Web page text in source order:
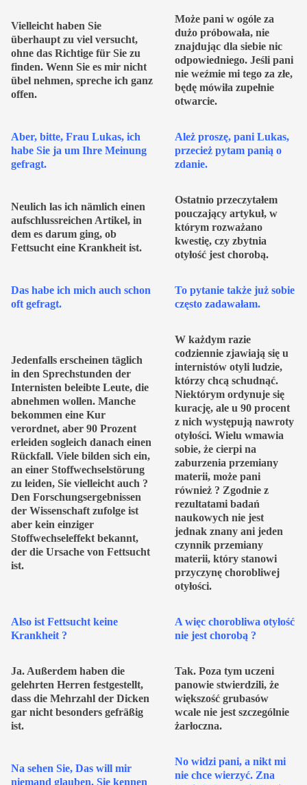
Vielleicht haben Sie
überhaupt zu viel versucht,
ohne das Richtige für Sie zu
finden. Wenn Sie es mir nicht
übel nehmen, spreche ich ganz
offen.
Może pani w ogóle za
dużo próbowała, nie
znajdując dla siebie nic
odpowiedniego. Jeśli pani
nie weźmie mi tego za złe,
będę mówiła zupełnie
otwarcie.
Aber, bitte, Frau Lukas, ich
habe Sie ja um Ihre Meinung
gefragt.
Ależ proszę, pani Lukas,
przecież pytam panią o
zdanie.
Neulich las ich nämlich einen
aufschlussreichen Artikel, in
dem es darum ging, ob
Fettsucht eine Krankheit ist.
Ostatnio przeczytałem
pouczający artykuł, w
którym rozważano
kwestię, czy zbytnia
otyłość jest chorobą.
Das habe ich mich auch schon
oft gefragt.
To pytanie także już sobie
często zadawałam.
Jedenfalls erscheinen täglich
in den Sprechstunden der
Internisten beleibte Leute, die
abnehmen wollen. Manche
bekommen eine Kur
verordnet, aber 90 Prozent
erleiden sogleich danach einen
Rückfall. Viele bilden sich ein,
an einer Stoffwechselstörung
zu leiden, Sie vielleicht auch ?
Den Forschungsergebnissen
der Wissenschaft zufolge ist
aber kein einziger
Stoffwechseleffekt bekannt,
der die Ursache von Fettsucht
ist.
W każdym razie
codziennie zjawiają się u
internistów otyli ludzie,
którzy chcą schudnąć.
Niektórym ordynuje się
kurację, ale u 90 procent
z nich występują nawroty
otyłości. Wielu wmawia
sobie, że cierpi na
zaburzenia przemiany
materii, może pani
również ? Zgodnie z
rezultatami badań
naukowych nie jest
jednak znany ani jeden
czynnik przemiany
materii, który stanowi
przyczynę chorobliwej
otyłości.
Also ist Fettsucht keine
Krankheit ?
A więc chorobliwa otyłość
nie jest chorobą ?
Ja. Außerdem haben die
gelehrten Herren festgestellt,
dass die Mehrzahl der Dicken
gar nicht besonders gefräßig
ist.
Tak. Poza tym uczeni
panowie stwierdzili, że
większość grubasów
wcale nie jest szczególnie
żarłoczna.
Na sehen Sie, Das will mir
niemand glauben. Sie kennen
No widzi pani, a nikt mi
nie chce wierzyć. Zna